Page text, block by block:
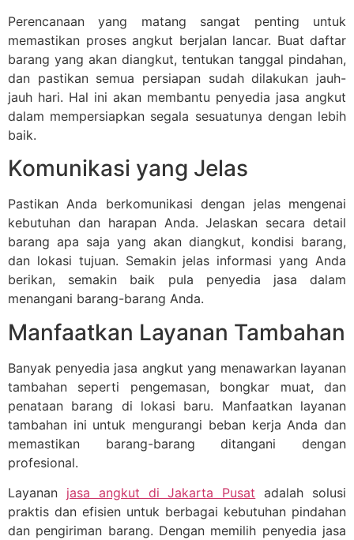
Perencanaan yang matang sangat penting untuk
memastikan proses angkut berjalan lancar. Buat daftar
barang yang akan diangkut, tentukan tanggal pindahan,
dan pastikan semua persiapan sudah dilakukan jauh-
jauh hari. Hal ini akan membantu penyedia jasa angkut
dalam mempersiapkan segala sesuatunya dengan lebih
baik.
Komunikasi yang Jelas
Pastikan Anda berkomunikasi dengan jelas mengenai
kebutuhan dan harapan Anda. Jelaskan secara detail
barang apa saja yang akan diangkut, kondisi barang,
dan lokasi tujuan. Semakin jelas informasi yang Anda
berikan, semakin baik pula penyedia jasa dalam
menangani barang-barang Anda.
Manfaatkan Layanan Tambahan
Banyak penyedia jasa angkut yang menawarkan layanan
tambahan seperti pengemasan, bongkar muat, dan
penataan barang di lokasi baru. Manfaatkan layanan
tambahan ini untuk mengurangi beban kerja Anda dan
memastikan barang-barang ditangani dengan
profesional.
Layanan jasa angkut di Jakarta Pusat adalah solusi
praktis dan efisien untuk berbagai kebutuhan pindahan
dan pengiriman barang. Dengan memilih penyedia jasa